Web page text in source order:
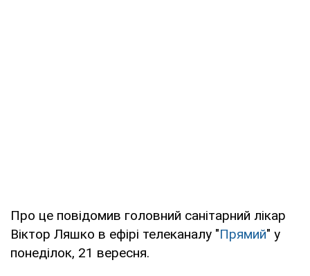
Про це повідомив головний санітарний лікар
Віктор Ляшко в ефірі телеканалу "Прямий" у
понеділок, 21 вересня.